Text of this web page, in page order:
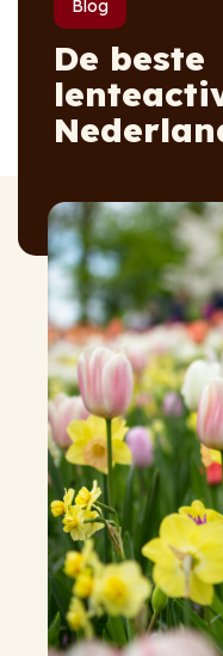
Blog
De beste